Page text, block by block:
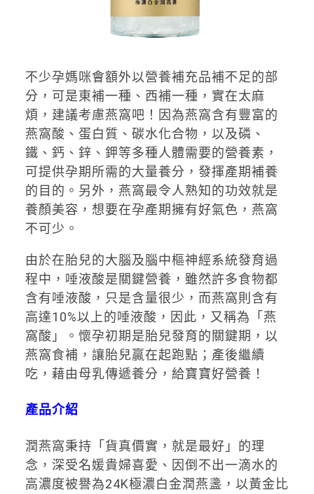
不少孕媽咪會額外以營養補充品補不足的部
分，可是東補一種、西補一種，實在太麻
煩，建議考慮燕窩吧！因為燕窩含有豐富的
燕窩酸、蛋白質、碳水化合物，以及磷、
鐵、鈣、鋅、鉀等多種人體需要的營養素，
可提供孕期所需的大量養分，發揮產期補養
的目的。另外，燕窩最令人熟知的功效就是
養顏美容，想要在孕產期擁有好氣色，燕窩
不可少。
由於在胎兒的大腦及腦中樞神經系統發育過
程中，唾液酸是關鍵營養，雖然許多食物都
含有唾液酸，只是含量很少，而燕窩則含有
高達10%以上的唾液酸，因此，又稱為「燕
窩酸」。懷孕初期是胎兒發育的關鍵期，以
燕窩食補，讓胎兒贏在起跑點；產後繼續
吃，藉由母乳傳遞養分，給寶寶好營養！
產品介紹
潤燕窩秉持「貨真價實，就是最好」的理
念，深受名媛貴婦喜愛、因倒不出一滴水的
高濃度被譽為24K極濃白金潤燕盞，以黃金比